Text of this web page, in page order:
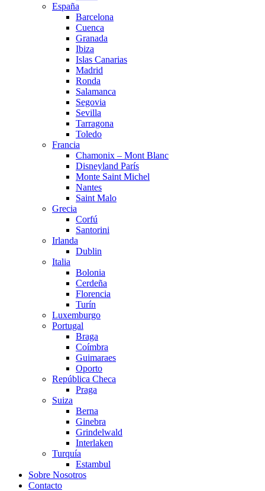
España
Barcelona
Cuenca
Granada
Ibiza
Islas Canarias
Madrid
Ronda
Salamanca
Segovia
Sevilla
Tarragona
Toledo
Francia
Chamonix – Mont Blanc
Disneyland París
Monte Saint Michel
Nantes
Saint Malo
Grecia
Corfú
Santorini
Irlanda
Dublin
Italia
Bolonia
Cerdeña
Florencia
Turín
Luxemburgo
Portugal
Braga
Coímbra
Guimaraes
Oporto
República Checa
Praga
Suiza
Berna
Ginebra
Grindelwald
Interlaken
Turquía
Estambul
Sobre Nosotros
Contacto